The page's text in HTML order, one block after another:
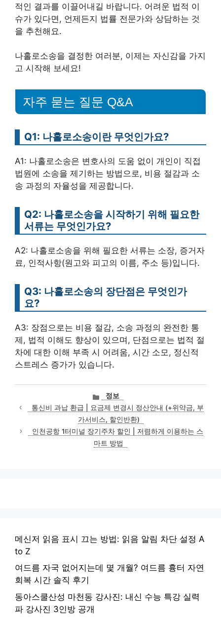
적인 결과를 이끌어내길 바랍니다. 어려운 법적 이
슈가 있다면, 언제든지 법률 전문가와 상담하는 것
을 추천해요.
나홀로소송을 결정한 여러분, 이제는 자신감을 가지
고 시작해 보세요!
자주 묻는 질문 Q&A
Q1: 나홀로소송이란 무엇인가요?
A1: 나홀로소송은 변호사의 도움 없이 개인이 직접
법원에 소송을 제기하는 방법으로, 비용 절감과 소
송 과정의 자율성을 제공합니다.
Q2: 나홀로소송을 시작하기 위해 필요한
서류는 무엇인가요?
A2: 나홀로소송을 위해 필요한 서류는 소장, 증거자
료, 인적사항(원고와 피고의 이름, 주소 등)입니다.
Q3: 나홀로소송의 장단점은 무엇인가
요?
A3: 장점으로는 비용 절감, 소송 과정의 완전한 통
제, 법적 이해도 향상이 있으며, 단점으로는 법적 절
차에 대한 이해 부족 시 어려움, 시간 소모, 정신적
스트레스 증가가 있습니다.
카
테
고
리
정보
통신비 과납 환급 | 요금제 변경시 정산안내 (+위약금, 부
가서비스, 할인반환)
인천공항 1터미널 장기주차 할인 | 저렴하게 이용하는 스
마트 방법
메신저 읽음 표시 끄는 방법: 읽음 알림 차단 설정 A
to Z
여드름 자국 없어지는데 몇 개월? 여드름 흉터 자연
회복 시간 솔직 후기
동아스쿨산성 마천동 강사진: 내신 수능 특강 실력
파 강사진 3인방 공개